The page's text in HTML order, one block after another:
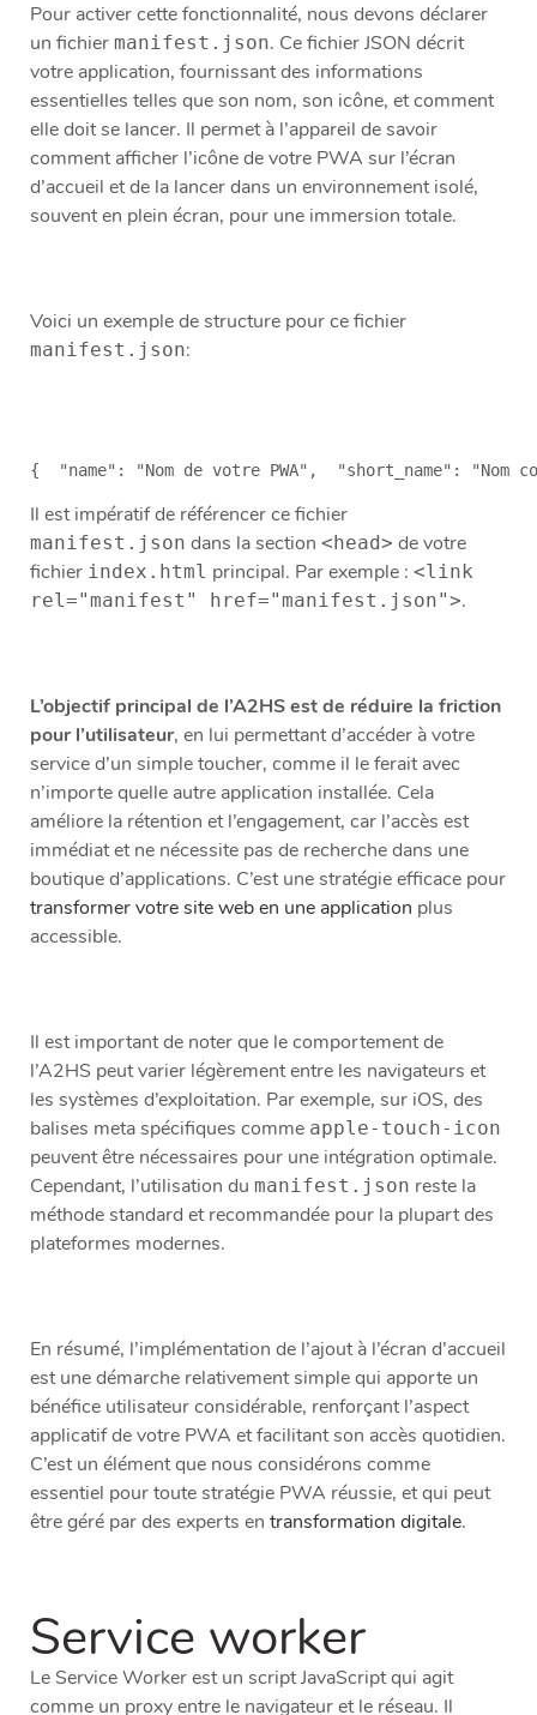
Pour activer cette fonctionnalité, nous devons déclarer
un fichier manifest.json. Ce fichier JSON décrit
votre application, fournissant des informations
essentielles telles que son nom, son icône, et comment
elle doit se lancer. Il permet à l’appareil de savoir
comment afficher l’icône de votre PWA sur l’écran
d’accueil et de la lancer dans un environnement isolé,
souvent en plein écran, pour une immersion totale.
Voici un exemple de structure pour ce fichier
manifest.json:
{  "name": "Nom de votre PWA",
Il est impératif de référencer ce fichier
manifest.json dans la section <head> de votre
fichier index.html principal. Par exemple : <link
rel="manifest" href="manifest.json">.
L’objectif principal de l’A2HS est de réduire la friction
pour l’utilisateur, en lui permettant d’accéder à votre
service d’un simple toucher, comme il le ferait avec
n’importe quelle autre application installée. Cela
améliore la rétention et l’engagement, car l’accès est
immédiat et ne nécessite pas de recherche dans une
boutique d’applications. C’est une stratégie efficace pour
transformer votre site web en une application plus
accessible.
Il est important de noter que le comportement de
l’A2HS peut varier légèrement entre les navigateurs et
les systèmes d’exploitation. Par exemple, sur iOS, des
balises meta spécifiques comme apple-touch-icon
peuvent être nécessaires pour une intégration optimale.
Cependant, l’utilisation du manifest.json reste la
méthode standard et recommandée pour la plupart des
plateformes modernes.
En résumé, l’implémentation de l’ajout à l’écran d’accueil
est une démarche relativement simple qui apporte un
bénéfice utilisateur considérable, renforçant l’aspect
applicatif de votre PWA et facilitant son accès quotidien.
C’est un élément que nous considérons comme
essentiel pour toute stratégie PWA réussie, et qui peut
être géré par des experts en transformation digitale.
Service worker
Le Service Worker est un script JavaScript qui agit
comme un proxy entre le navigateur et le réseau. Il